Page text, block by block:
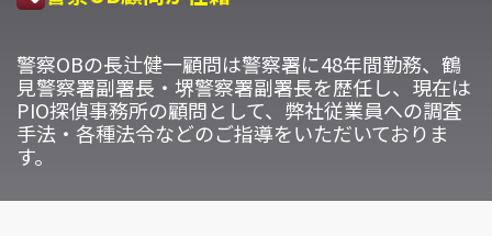
警察OBの長辻健一顧問は警察署に48年間勤務、鶴
見警察署副署長・堺警察署副署長を歴任し、現在は
PIO探偵事務所の顧問として、弊社従業員への調査
手法・各種法令などのご指導をいただいておりま
す。